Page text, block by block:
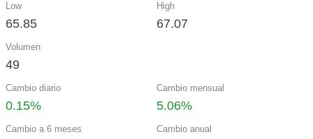
Low
65.85
High
67.07
Volumen
49
Cambio diario
0.15%
Cambio mensual
5.06%
Cambio a 6 meses Cambio anual